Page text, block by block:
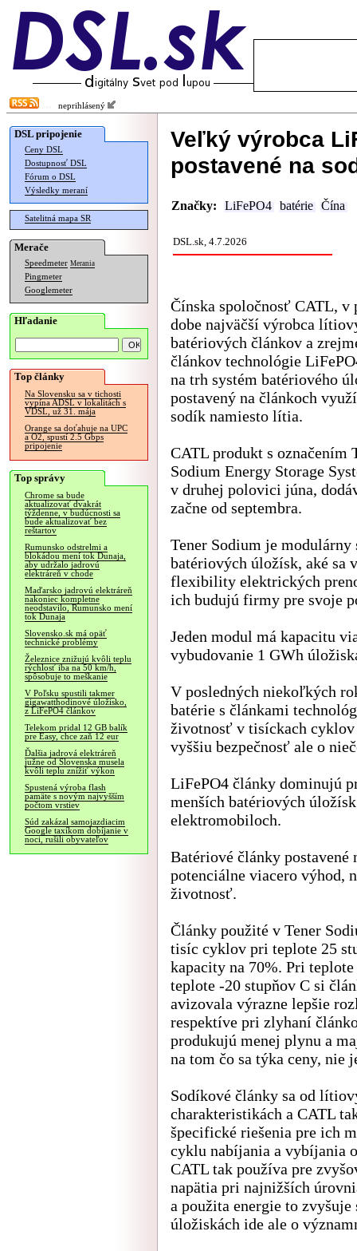
neprihlásený
DSL pripojenie
Ceny DSL
Dostupnosť DSL
Fórum o DSL
Výsledky meraní
Satelitná mapa SR
Merače
Speedmeter Merania
Pingmeter
Googlemeter
Hľadanie
Top články
Na Slovensku sa v tichosti
vypína ADSL v lokalitách s
VDSL, už 31. mája
Orange sa doťahuje na UPC
a O2, spustí 2.5 Gbps
pripojenie
Top správy
Chrome sa bude
aktualizovať dvakrát
týždenne, v budúcnosti sa
bude aktualizovať bez
reštartov
Rumunsko odstrelmi a
blokádou mení tok Dunaja,
aby udržalo jadrovú
elektráreň v chode
Maďarsko jadrovú elektráreň
nakoniec kompletne
neodstavilo, Rumunsko mení
tok Dunaja
Slovensko.sk má opäť
technické problémy
Železnice znižujú kvôli teplu
rýchlosť iba na 50 km/h,
spôsobuje to meškanie
V Poľsku spustili takmer
gigawatthodinové úložisko,
z LiFePO4 článkov
Telekom pridal 12 GB balík
pre Easy, chce zaň 12 eur
Ďalšia jadrová elektráreň
južne od Slovenska musela
kvôli teplu znížiť výkon
Spustená výroba flash
pamäte s novým najvyšším
počtom vrstiev
Súd zakázal samojazdiacim
Google taxíkom dobíjanie v
noci, rušili obyvateľov
Veľký výrobca
postavené na
Značky: LiFePO4 batérie Čína
DSL.sk, 4.7.2026
Čínska spoločnosť CATL, v
dobe najväčší výrobca
batériových článkov a
článkov technológie
na trh systém batériového
postavený na článkoch
sodík namiesto lítia.
CATL produkt s označením
Sodium Energy Storage
v druhej polovici júna,
začne od septembra.
Tener Sodium je
batériových úložísk, aké sa
flexibility elektrických
ich budujú firmy pre svoje
Jeden modul má kapacitu
vybudovanie 1 GWh
V posledných niekoľkých
batérie s článkami
životnosť v tisíckach
vyššiu bezpečnosť ale o
LiFePO4 články dominujú
menších batériových
elektromobiloch.
Batériové články
potenciálne viacero výhod,
životnosť.
Články použité v Tener
tisíc cyklov pri teplote 25
kapacity na 70%. Pri
teplote -20 stupňov C si
avizovala výrazne lepšie
respektíve pri zlyhaní
produkujú menej plynu a
na tom čo sa týka ceny, nie
Sodíkové články sa od
charakteristikách a CATL
špecifické riešenia pre ich
cyklu nabíjania a vybíjania
CATL tak používa pre
napätia pri najnižších
a použita energie to
úložiskách ide ale o